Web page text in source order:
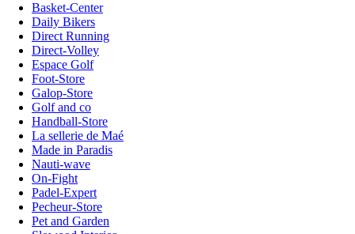
Basket-Center
Daily Bikers
Direct Running
Direct-Volley
Espace Golf
Foot-Store
Galop-Store
Golf and co
Handball-Store
La sellerie de Maé
Made in Paradis
Nauti-wave
On-Fight
Padel-Expert
Pecheur-Store
Pet and Garden